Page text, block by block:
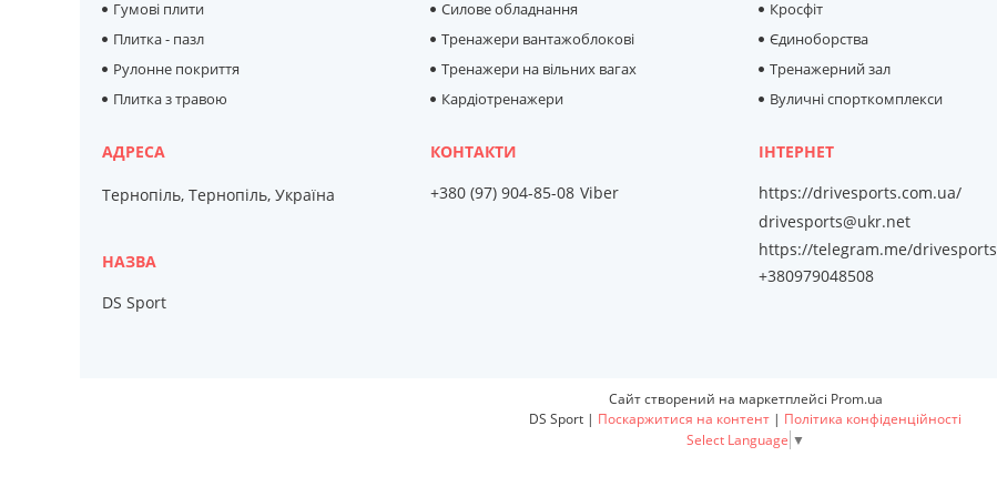
Гумові плити
Плитка - пазл
Рулонне покриття
Плитка з травою
Силове обладнання
Тренажери вантажоблокові
Тренажери на вільних вагах
Кардіотренажери
Кросфіт
Єдиноборства
Тренажерний зал
Вуличні спорткомплекси
Тернопіль, Тернопіль, Україна
DS Sport
+380 (97) 904-85-08 Viber
https://drivesports.com.ua/
drivesports@ukr.net
https://telegram.me/drivesports
+380979048508
Сайт створений на маркетплейсі Prom.ua
DS Sport | Поскаржитися на контент | Політика конфіденційності
Select Language ▼